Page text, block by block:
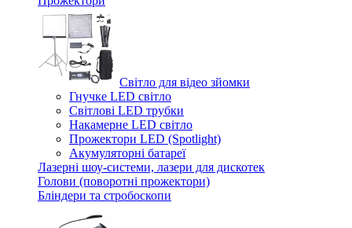
Світло для відео зйомки
Гнучке LED світло
Світлові LED трубки
Накамерне LED світло
Прожектори LED (Spotlight)
Акумуляторні батареї
Лазерні шоу-системи, лазери для дискотек
Голови (поворотні прожектори)
Бліндери та стробоскопи